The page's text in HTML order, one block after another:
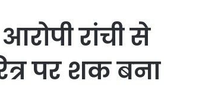
रांची से
पर शक बना